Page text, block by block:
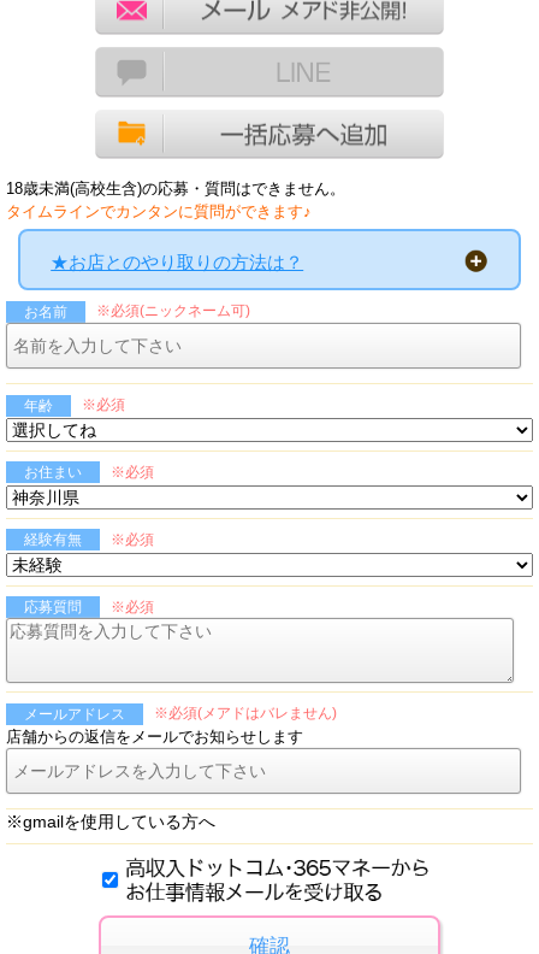
18歳未満(高校生含)の応募・質問はできません。
タイムラインでカンタンに質問ができます♪
★お店とのやり取りの方法は？
お名前 ※必須(ニックネーム可)
年齢 ※必須
お住まい ※必須
経験有無 ※必須
応募質問 ※必須
メールアドレス ※必須(メアドはバレません)
店舗からの返信をメールでお知らせします
※gmailを使用している方へ